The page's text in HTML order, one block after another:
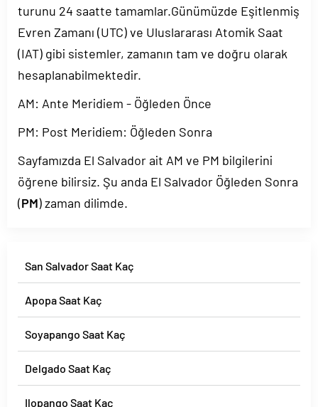
turunu 24 saatte tamamlar.Günümüzde Eşitlenmiş
Evren Zamanı (UTC) ve Uluslararası Atomik Saat
(IAT) gibi sistemler, zamanın tam ve doğru olarak
hesaplanabilmektedir.
AM: Ante Meridiem - Öğleden Önce
PM: Post Meridiem: Öğleden Sonra
Sayfamızda El Salvador ait AM ve PM bilgilerini
öğrene bilirsiz. Şu anda El Salvador Öğleden Sonra
(PM) zaman dilimde.
San Salvador Saat Kaç
Apopa Saat Kaç
Soyapango Saat Kaç
Delgado Saat Kaç
Ilopango Saat Kaç